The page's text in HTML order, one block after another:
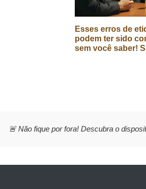
Esses erros de
podem ter sido
sem você saber!
🚨 Não fique por fora! Descubra o